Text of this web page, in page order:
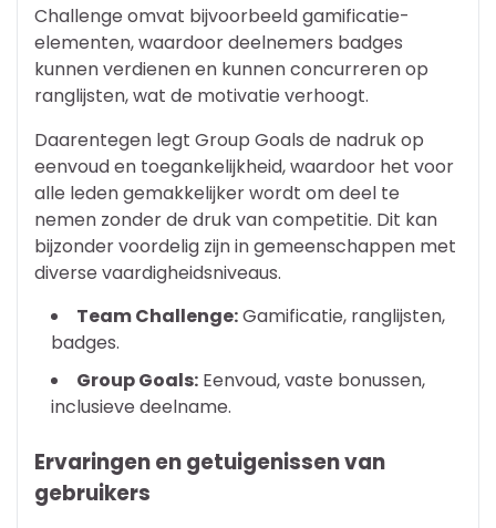
Challenge omvat bijvoorbeeld gamificatie-
elementen, waardoor deelnemers badges
kunnen verdienen en kunnen concurreren op
ranglijsten, wat de motivatie verhoogt.
Daarentegen legt Group Goals de nadruk op
eenvoud en toegankelijkheid, waardoor het voor
alle leden gemakkelijker wordt om deel te
nemen zonder de druk van competitie. Dit kan
bijzonder voordelig zijn in gemeenschappen met
diverse vaardigheidsniveaus.
Team Challenge:Gamificatie, ranglijsten,
badges.
Group Goals: Eenvoud, vaste bonussen,
inclusieve deelname.
Ervaringen en getuigenissen van
gebruikers